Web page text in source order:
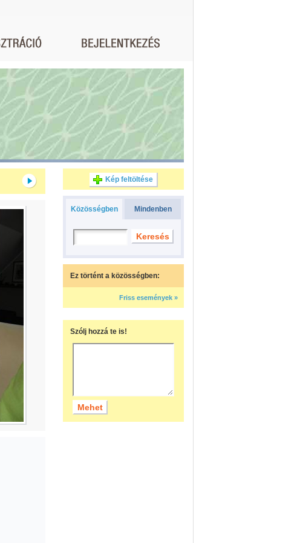
Kép feltöltése
Közösségben Mindenben
Ez történt a közösségben:
Friss események »
Szólj hozzá te is!